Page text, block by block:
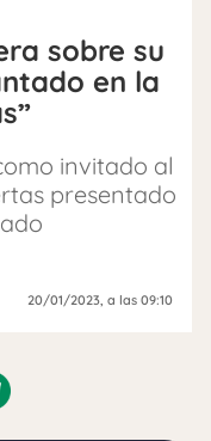
sobre su
en la
invitado al
presentado
20/01/2023, a las 09:10